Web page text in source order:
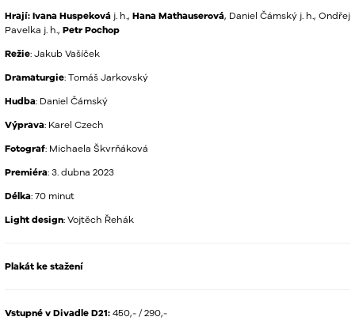
Hrají: Ivana Huspeková j. h., Hana Mathauserová, Daniel Čámský j. h., Ondřej
Pavelka j. h., Petr Pochop
Režie: Jakub Vašíček
Dramaturgie: Tomáš Jarkovský
Hudba: Daniel Čámský
Výprava: Karel Czech
Fotograf: Michaela Škvrňáková
Premiéra: 3. dubna 2023
Délka: 70 minut
Light design: Vojtěch Řehák
Plakát ke stažení
Vstupné v Divadle D21: 450,- / 290,-